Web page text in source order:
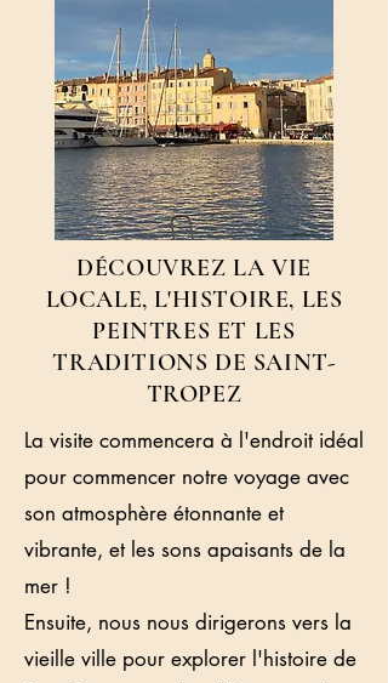
DÉCOUVREZ LA VIE
LOCALE, L'HISTOIRE, LES
PEINTRES ET LES
TRADITIONS DE SAINT-
TROPEZ
La visite commencera à l'endroit idéal
pour commencer notre voyage avec
son atmosphère étonnante et
vibrante, et les sons apaisants de la
mer !
Ensuite, nous nous dirigerons vers la
vieille ville pour explorer l'histoire de